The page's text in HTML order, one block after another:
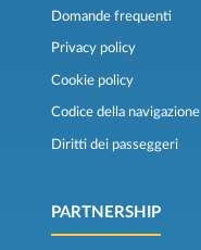
Domande frequenti
Privacy policy
Cookie policy
Codice della navigazione
Diritti dei passeggeri
PARTNERSHIP